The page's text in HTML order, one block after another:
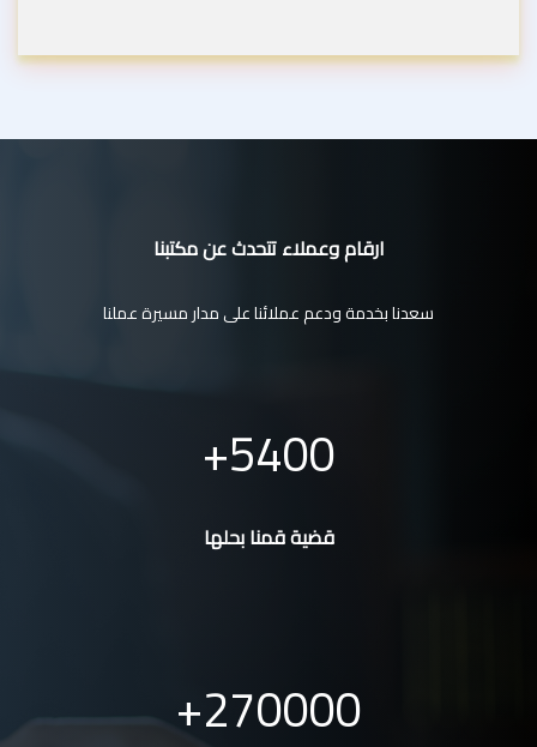
ارقام وعملاء تتحدث عن مكتبنا
سعدنا بخدمة ودعم عملائنا على مدار مسيرة عملنا
5400
قضية قمنا بحلها
270000